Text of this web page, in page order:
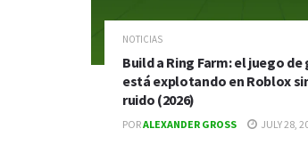
NOTICIAS
Build a Ring Farm: el juego
está explotando en Roblox
ruido (2026)
PORALEXANDER GROSS JULY 28,